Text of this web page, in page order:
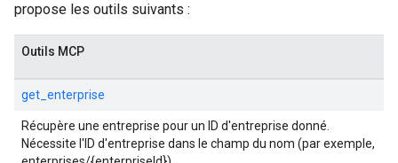
propose les outils suivants :
Outils MCP
get_enterprise
Récupère une entreprise pour un ID d'entreprise donné.
Nécessite l'ID d'entreprise dans le champ du nom (par exemple,